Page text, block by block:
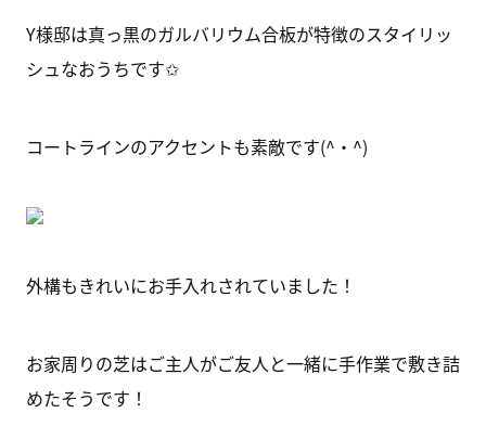
Y様邸は真っ黒のガルバリウム合板が特徴のスタイリッ
シュなおうちです✩
コートラインのアクセントも素敵です(^・^)
外構もきれいにお手入れされていました！
お家周りの芝はご主人がご友人と一緒に手作業で敷き詰
めたそうです！